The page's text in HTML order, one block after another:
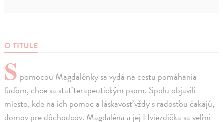
O TITULE
S pomocou Magdalénky sa vydá na cestu pomáhania
ľuďom, chce sa stať terapeutickým psom. Spolu objavili
miesto, kde na ich pomoc a láskavosť vždy s radosťou čakajú,
domov pre dôchodcov. Magdaléna a jej Hviezdička sa veľmi